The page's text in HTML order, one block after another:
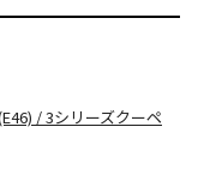
/ 3シリーズクーペ